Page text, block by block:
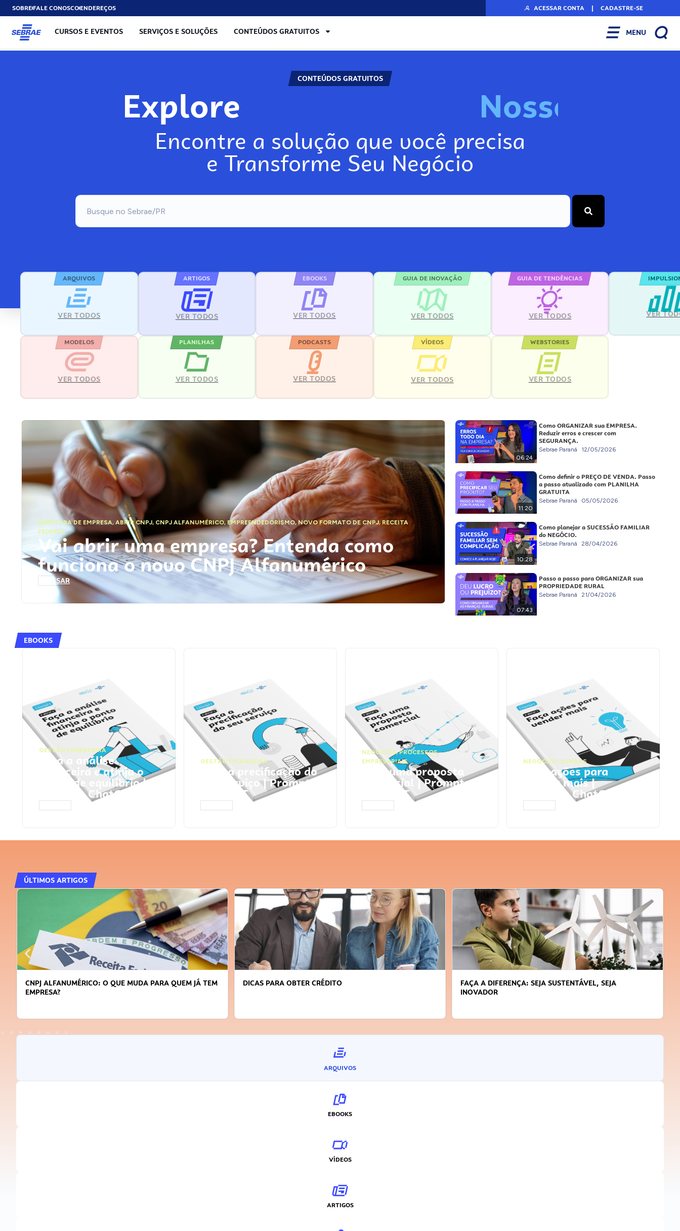
SOBREFALE CONOSCOENDEREÇOS ACESSAR CONTA | CADASTRE-SE
CURSOS E EVENTOS SERVIÇOS E SOLUÇÕES CONTEÚDOS GRATUITOS MENU
CONTEÚDOS GRATUITOS
Explore Nosso
Encontre a solução que você precisa
e Transforme Seu Negócio
ARQUIVOS
VER TODOS
ARTIGOS
VER TODOS
EBOOKS
VER TODOS
GUIA DE INOVAÇÃO
VER TODOS
GUIA DE TENDÊNCIAS
VER TODOS VER
MODELOS
VER TODOS
PLANILHAS
VER TODOS
PODCASTS
VER TODOS
VÍDEOS
VER TODOS
WEBSTORIES
VER TODOS
ABERTURA DE EMPRESA,ABRIR CNPJ, CNPJ ALFANUMÉRICO, EMPREENDEDORISMO,NOVO FORMATO DE CNPJ,RECEITA
FEDERAL
Vai abrir uma empresa? Entenda como
funciona o novo CNPJ Alfanumérico
ACESSAR
06:24
Como ORGANIZAR sua EMPRESA.
Reduzir erros e crescer com
SEGURANÇA.
Sebrae Paraná 12/05/2026
11:20
Como definir o PREÇO DE VENDA. Passo
a passo atualizado com PLANILHA
GRATUITA
Sebrae Paraná 05/05/2026
10:28
Como planejar a SUCESSÃO FAMILIAR
do NEGÓCIO.
Sebrae Paraná 28/04/2026
07:43
Passo a passo para ORGANIZAR sua
PROPRIEDADE RURAL
Sebrae Paraná 21/04/2026
EBOOKS
GESTÃO FINANCEIRA
Faça a análise
financeira e atinja o
ponto de equilíbrio |
Prompts ChatGPT
GESTÃO FINANCEIRA
Faça a precificação do
seu serviço | Prompts
ChatGPT
NEGÓCIOS,PROCESSOS
EMPRESARIAIS
Faça uma proposta
comercial | Prompts
ChatGPT
NEGÓCIOS, VENDAS
Faça ações para
vender mais |
Prompts ChatGPT
ÚLTIMOS ARTIGOS
CNPJ ALFANUMÉRICO: O QUE MUDA PARA QUEM JÁ TEM
EMPRESA?
DICAS PARA OBTER CRÉDITO
FAÇA A DIFERENÇA: SEJA SUSTENTÁVEL, SEJA
INOVADOR
ARQUIVOS
EBOOKS
VÍDEOS
ARTIGOS